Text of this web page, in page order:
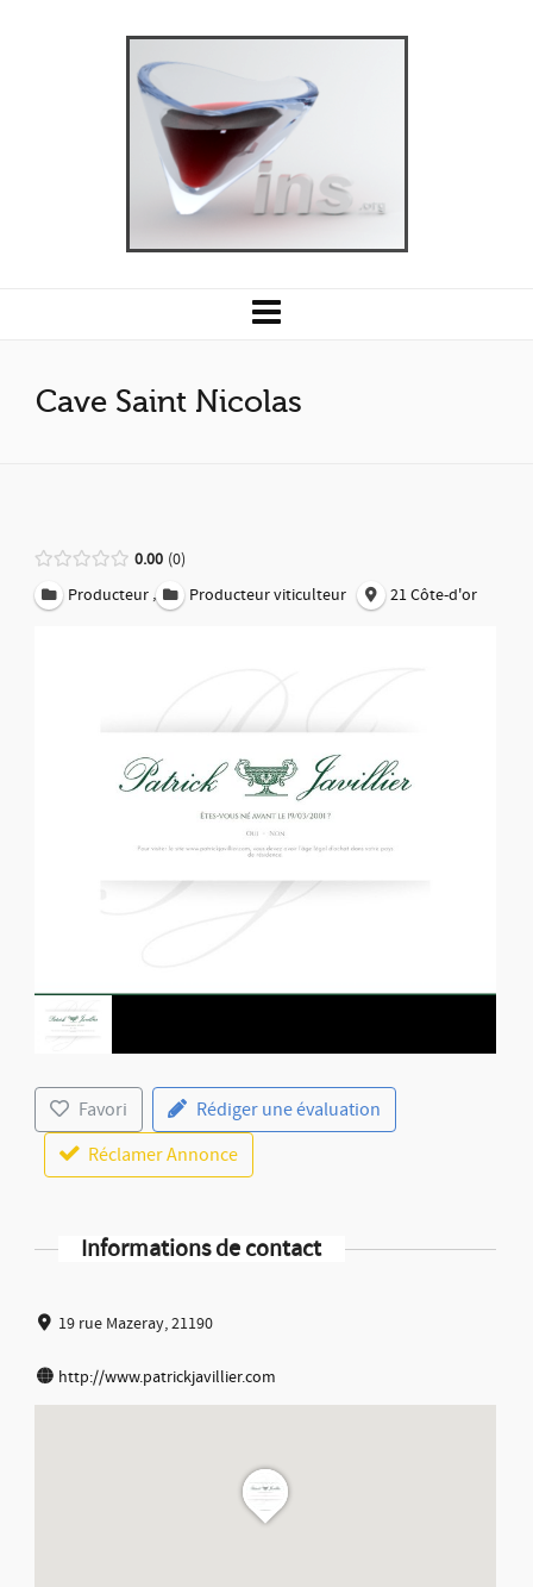
Cave Saint Nicolas
0.00 0
Producteur , Producteur viticulteur 21 Côte-d'or
Favori
Rédiger une évaluation
Réclamer Annonce
Informations de contact
19 rue Mazeray, 21190
http://www.patrickjavillier.com